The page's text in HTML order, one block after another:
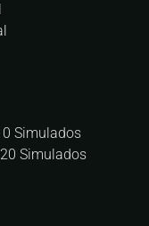
Simulados
Simulados